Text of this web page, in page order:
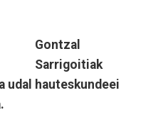
Gontzal
Sarrigoitiak
udal hauteskundeei